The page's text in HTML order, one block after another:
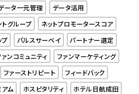
ータ一元管理
データ活用
グループ
ネットプロモータースコア
パルスサーベイ
パートナー選定
ンコミュニティ
ファンマーケティング
ファーストリピート
フィードバック
アム ホスピタリティ
ホテル日航成田